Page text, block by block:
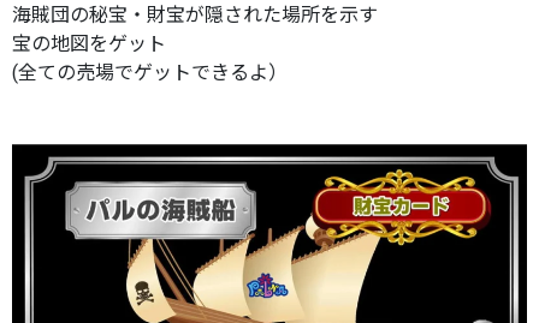
海賊団の秘宝・財宝が隠された場所を示す
宝の地図をゲット
(全ての売場でゲットできるよ）